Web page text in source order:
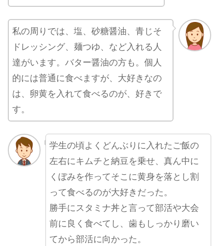
私の周りでは、塩、砂糖醤油、青じそ
ドレッシング、麺つゆ、など入れる人
達がいます。バター醤油の方も。個人
的には普通に食べますが、大好きなの
は、卵黄を入れて食べるのが、好きで
す。
学生の頃よくどんぶりに入れたご飯の
左右にキムチと納豆を乗せ、真ん中に
くぼみを作ってそこに黄身を落とし割
って食べるのが大好きだった。
勝手にスタミナ丼と言って部活や大会
前に良く食べてし、歯もしっかり磨い
てから部活に向かった。